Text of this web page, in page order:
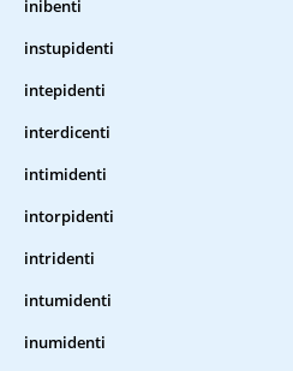
inibenti
instupidenti
intepidenti
interdicenti
intimidenti
intorpidenti
intridenti
intumidenti
inumidenti